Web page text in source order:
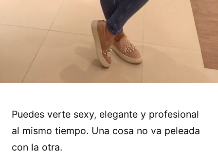
Puedes verte sexy, elegante y profesional
al mismo tiempo. Una cosa no va peleada
con la otra.